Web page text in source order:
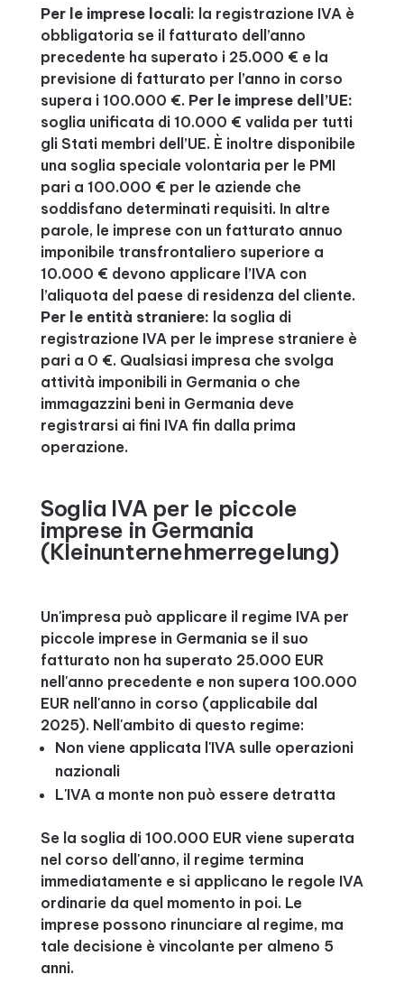
Per le imprese locali: la registrazione IVA è
obbligatoria se il fatturato dell’anno
precedente ha superato i 25.000 € e la
previsione di fatturato per l’anno in corso
supera i 100.000 €. Per le imprese dell’UE:
soglia unificata di 10.000 € valida per tutti
gli Stati membri dell’UE. È inoltre disponibile
una soglia speciale volontaria per le PMI
pari a 100.000 € per le aziende che
soddisfano determinati requisiti. In altre
parole, le imprese con un fatturato annuo
imponibile transfrontaliero superiore a
10.000 € devono applicare l’IVA con
l’aliquota del paese di residenza del cliente.
Per le entità straniere: la soglia di
registrazione IVA per le imprese straniere è
pari a 0 €. Qualsiasi impresa che svolga
attività imponibili in Germania o che
immagazzini beni in Germania deve
registrarsi ai fini IVA fin dalla prima
operazione.
Soglia IVA per le piccole
imprese in Germania
(Kleinunternehmerregelung)
Un'impresa può applicare il regime IVA per
piccole imprese in Germania se il suo
fatturato non ha superato 25.000 EUR
nell'anno precedente e non supera 100.000
EUR nell'anno in corso (applicabile dal
2025). Nell'ambito di questo regime:
Non viene applicata l'IVA sulle operazioni
nazionali
L'IVA a monte non può essere detratta
Se la soglia di 100.000 EUR viene superata
nel corso dell'anno, il regime termina
immediatamente e si applicano le regole IVA
ordinarie da quel momento in poi. Le
imprese possono rinunciare al regime, ma
tale decisione è vincolante per almeno 5
anni.